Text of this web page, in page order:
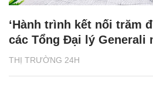
THỊ TRƯỜNG 24H
‘Hành trình kết nối trăm
các Tổng Đại lý Generali